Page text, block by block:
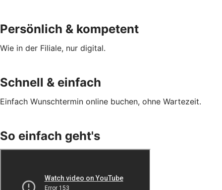
Persönlich & kompetent
Wie in der Filiale, nur digital.
Schnell & einfach
Einfach Wunschtermin online buchen, ohne Wartezeit.
So einfach geht's